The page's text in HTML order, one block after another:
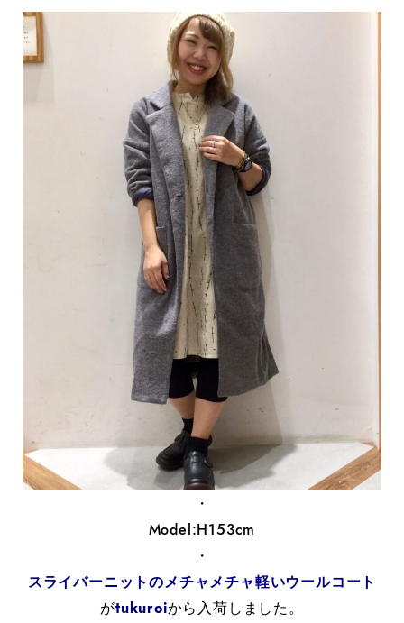
・
Model:H153cm
・
スライバーニットのメチャメチャ軽いウールコート
がtukuroiから入荷しました。